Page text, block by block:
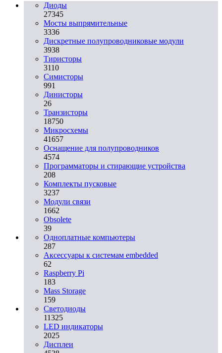
Диоды
27345
Мосты выпрямительные
3336
Дискретные полупроводниковые модули
3938
Тиристоры
3110
Симисторы
991
Динисторы
26
Транзисторы
18750
Микросхемы
41657
Оснащение для полупроводников
4574
Программаторы и стирающие устройства
208
Комплекты пусковые
3237
Модули связи
1662
Obsolete
39
Одноплатные компьютеры
287
Аксессуары к системам embedded
62
Raspberry Pi
183
Mass Storage
159
Светодиоды
11325
LED индикаторы
2025
Дисплеи